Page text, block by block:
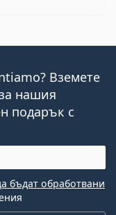
Вземете
нашия
подарък с
бъдат обработвани